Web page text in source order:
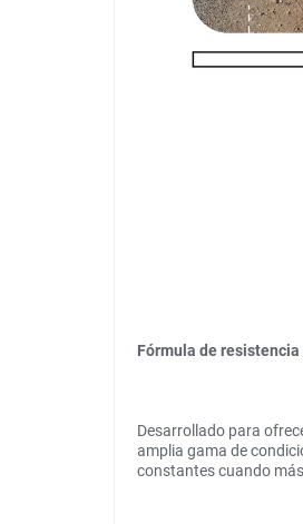
Fórmula de
Desarrollado para
amplia gama de
constantes cuando